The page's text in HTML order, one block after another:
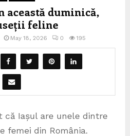
această duminică,
feline
May 18, 2026 0 195
că Iașul are unele dintre
femei din România.